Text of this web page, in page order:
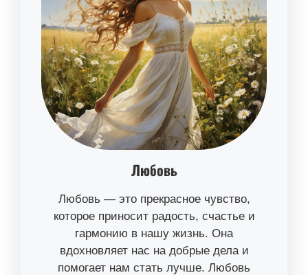
Любовь
Любовь — это прекрасное чувство,
которое приносит радость, счастье и
гармонию в нашу жизнь. Она
вдохновляет нас на добрые дела и
помогает нам стать лучше. Любовь